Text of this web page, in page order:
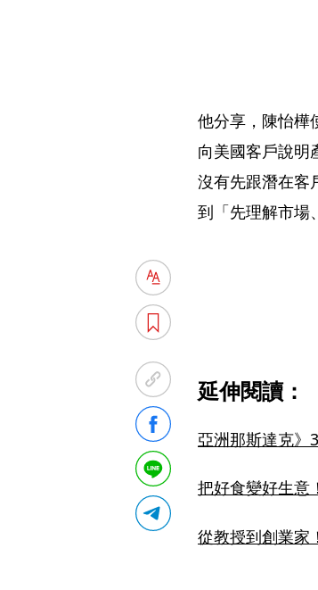
他分享，陳怡樺
向美國客戶說明
沒有先跟潛在客
到「先理解市場
延伸閱讀：
亞洲那斯達克》
把好食變好生意
從教授到創業家